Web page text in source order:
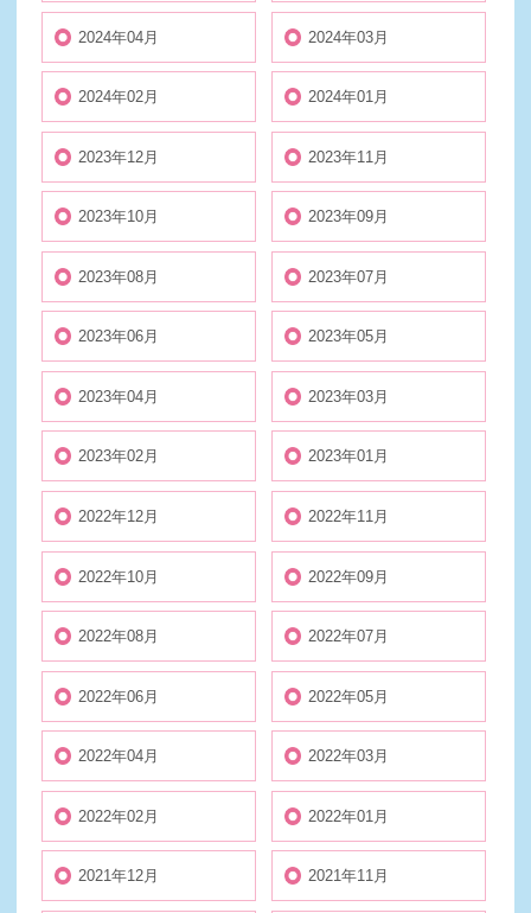
2024年04月 2024年03月
2024年02月 2024年01月
2023年12月 2023年11月
2023年10月 2023年09月
2023年08月 2023年07月
2023年06月 2023年05月
2023年04月 2023年03月
2023年02月 2023年01月
2022年12月 2022年11月
2022年10月 2022年09月
2022年08月 2022年07月
2022年06月 2022年05月
2022年04月 2022年03月
2022年02月 2022年01月
2021年12月 2021年11月